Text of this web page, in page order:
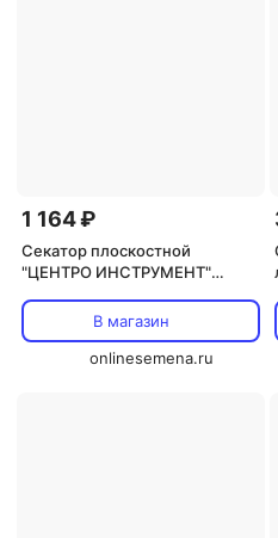
1 164 ₽
Секатор плоскостной
"ЦЕНТРО ИНСТРУМЕНТ"
В магазин
onlinesemena.ru